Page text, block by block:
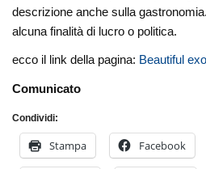
descrizione anche sulla
alcuna finalità di lucro o politica.
ecco il link della pagina: Beautiful
Comunicato
Condividi:
Stampa Facebook